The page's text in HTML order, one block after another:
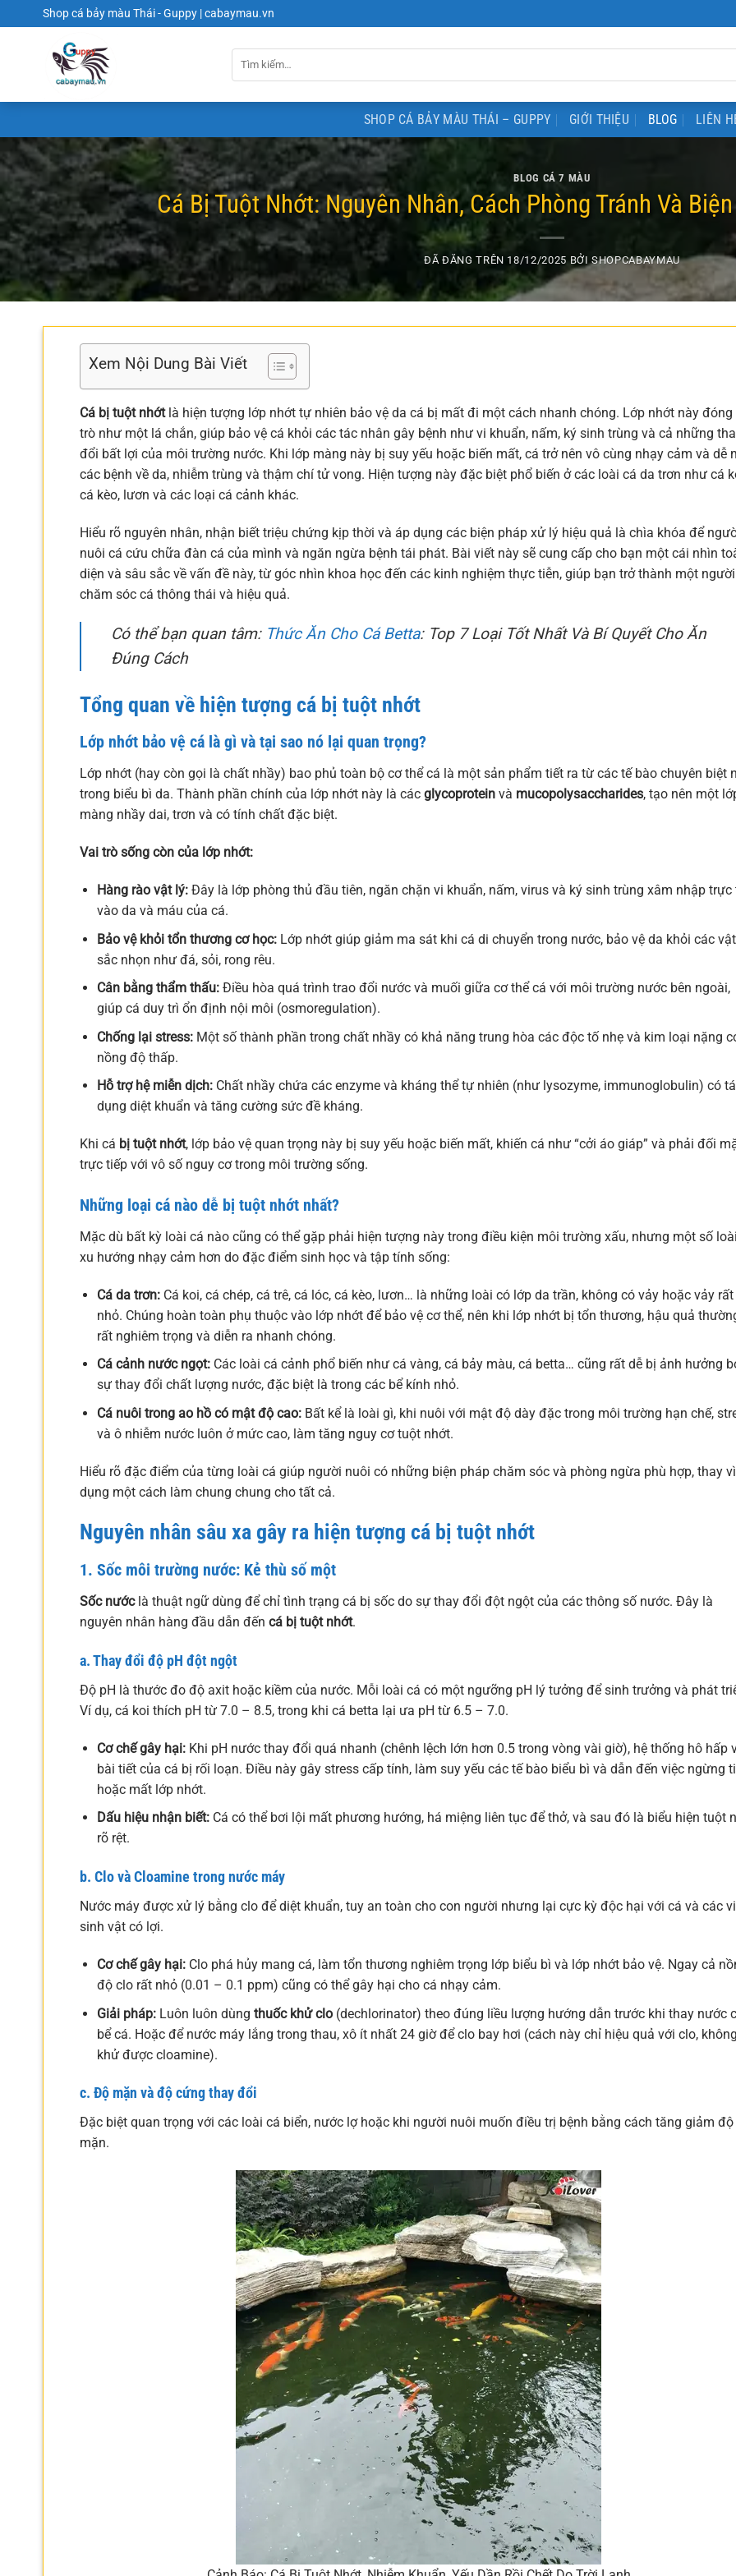
đến
Shop cá bảy màu Thái - Guppy | cabaymau.vn
SHOP CÁ BẢY MÀU THÁI – GUPPY GIỚI THIỆU BLOG LIÊN
BLOG CÁ 7 MÀU
Cá Bị Tuột Nhớt: Nguyên Nhân, Cách Phòng Tránh Và
ĐÃ ĐĂNG TRÊN 18/12/2025 BỞISHOPCABAYMAU
Xem Nội Dung Bài Viết
Cá bị tuột nhớtlà hiện tượng lớp nhớt tự nhiên bảo vệ da cá bị mất đi một cách nhanh chóng. Lớp nhớt này đóng
trò như một lá chắn, giúp bảo vệ cá khỏi các tác nhân gây bệnh như vi khuẩn, nấm, ký sinh trùng và cả những
đổi bất lợi của môi trường nước. Khi lớp màng này bị suy yếu hoặc biến mất, cá trở nên vô cùng nhạy cảm và dễ
các bệnh về da, nhiễm trùng và thậm chí tử vong. Hiện tượng này đặc biệt phổ biến ở các loài cá da trơn như cá
cá kèo, lươn và các loại cá cảnh khác.
Hiểu rõ nguyên nhân, nhận biết triệu chứng kịp thời và áp dụng các biện pháp xử lý hiệu quả là chìa khóa để
nuôi cá cứu chữa đàn cá của mình và ngăn ngừa bệnh tái phát. Bài viết này sẽ cung cấp cho bạn một cái nhìn
diện và sâu sắc về vấn đề này, từ góc nhìn khoa học đến các kinh nghiệm thực tiễn, giúp bạn trở thành một người
chăm sóc cá thông thái và hiệu quả.
Có thể bạn quan tâm: Thức Ăn Cho Cá Betta: Top 7 Loại Tốt Nhất Và Bí Quyết Cho Ăn
Đúng Cách
Tổng quan về hiện tượng cá bị tuột nhớt
Lớp nhớt bảo vệ cá là gì và tại sao nó lại quan trọng?
Lớp nhớt (hay còn gọi là chất nhầy) bao phủ toàn bộ cơ thể cá là một sản phẩm tiết ra từ các tế bào chuyên biệt
trong biểu bì da. Thành phần chính của lớp nhớt này là các glycoprotein và mucopolysaccharides, tạo nên một
màng nhầy dai, trơn và có tính chất đặc biệt.
Vai trò sống còn của lớp nhớt:
Hàng rào vật lý:Đây là lớp phòng thủ đầu tiên, ngăn chặn vi khuẩn, nấm, virus và ký sinh trùng xâm nhập trực
vào da và máu của cá.
Bảo vệ khỏi tổn thương cơ học:Lớp nhớt giúp giảm ma sát khi cá di chuyển trong nước, bảo vệ da khỏi các vật
sắc nhọn như đá, sỏi, rong rêu.
Cân bằng thẩm thấu:Điều hòa quá trình trao đổi nước và muối giữa cơ thể cá với môi trường nước bên ngoài,
giúp cá duy trì ổn định nội môi (osmoregulation).
Chống lại stress:Một số thành phần trong chất nhầy có khả năng trung hòa các độc tố nhẹ và kim loại nặng
nồng độ thấp.
Hỗ trợ hệ miễn dịch:Chất nhầy chứa các enzyme và kháng thể tự nhiên (như lysozyme, immunoglobulin) có
dụng diệt khuẩn và tăng cường sức đề kháng.
Khi cá bị tuột nhớt, lớp bảo vệ quan trọng này bị suy yếu hoặc biến mất, khiến cá như “cởi áo giáp” và phải đối
trực tiếp với vô số nguy cơ trong môi trường sống.
Những loại cá nào dễ bị tuột nhớt nhất?
Mặc dù bất kỳ loài cá nào cũng có thể gặp phải hiện tượng này trong điều kiện môi trường xấu, nhưng một số
xu hướng nhạy cảm hơn do đặc điểm sinh học và tập tính sống:
Cá da trơn:Cá koi, cá chép, cá trê, cá lóc, cá kèo, lươn… là những loài có lớp da trần, không có vảy hoặc vảy rất
nhỏ. Chúng hoàn toàn phụ thuộc vào lớp nhớt để bảo vệ cơ thể, nên khi lớp nhớt bị tổn thương, hậu quả
rất nghiêm trọng và diễn ra nhanh chóng.
Cá cảnh nước ngọt:Các loài cá cảnh phổ biến như cá vàng, cá bảy màu, cá betta… cũng rất dễ bị ảnh hưởng
sự thay đổi chất lượng nước, đặc biệt là trong các bể kính nhỏ.
Cá nuôi trong ao hồ có mật độ cao:Bất kể là loài gì, khi nuôi với mật độ dày đặc trong môi trường hạn chế,
và ô nhiễm nước luôn ở mức cao, làm tăng nguy cơ tuột nhớt.
Hiểu rõ đặc điểm của từng loài cá giúp người nuôi có những biện pháp chăm sóc và phòng ngừa phù hợp, thay
dụng một cách làm chung chung cho tất cả.
Nguyên nhân sâu xa gây ra hiện tượng cá bị tuột nhớt
1. Sốc môi trường nước: Kẻ thù số một
Sốc nướclà thuật ngữ dùng để chỉ tình trạng cá bị sốc do sự thay đổi đột ngột của các thông số nước. Đây là
nguyên nhân hàng đầu dẫn đến cá bị tuột nhớt.
a. Thay đổi độ pH đột ngột
Độ pH là thước đo độ axit hoặc kiềm của nước. Mỗi loài cá có một ngưỡng pH lý tưởng để sinh trưởng và phát
Ví dụ, cá koi thích pH từ 7.0 – 8.5, trong khi cá betta lại ưa pH từ 6.5 – 7.0.
Cơ chế gây hại:Khi pH nước thay đổi quá nhanh (chênh lệch lớn hơn 0.5 trong vòng vài giờ), hệ thống hô hấp
bài tiết của cá bị rối loạn. Điều này gây stress cấp tính, làm suy yếu các tế bào biểu bì và dẫn đến việc ngừng
hoặc mất lớp nhớt.
Dấu hiệu nhận biết:Cá có thể bơi lội mất phương hướng, há miệng liên tục để thở, và sau đó là biểu hiện tuột
rõ rệt.
b. Clo và Cloamine trong nước máy
Nước máy được xử lý bằng clo để diệt khuẩn, tuy an toàn cho con người nhưng lại cực kỳ độc hại với cá và các vi
sinh vật có lợi.
Cơ chế gây hại:Clo phá hủy mang cá, làm tổn thương nghiêm trọng lớp biểu bì và lớp nhớt bảo vệ. Ngay cả
độ clo rất nhỏ (0.01 – 0.1 ppm) cũng có thể gây hại cho cá nhạy cảm.
Giải pháp:Luôn luôn dùng thuốc khử clo(dechlorinator) theo đúng liều lượng hướng dẫn trước khi thay nước
bể cá. Hoặc để nước máy lắng trong thau, xô ít nhất 24 giờ để clo bay hơi (cách này chỉ hiệu quả với clo, không
khử được cloamine).
c. Độ mặn và độ cứng thay đổi
Đặc biệt quan trọng với các loài cá biển, nước lợ hoặc khi người nuôi muốn điều trị bệnh bằng cách tăng giảm độ
mặn.